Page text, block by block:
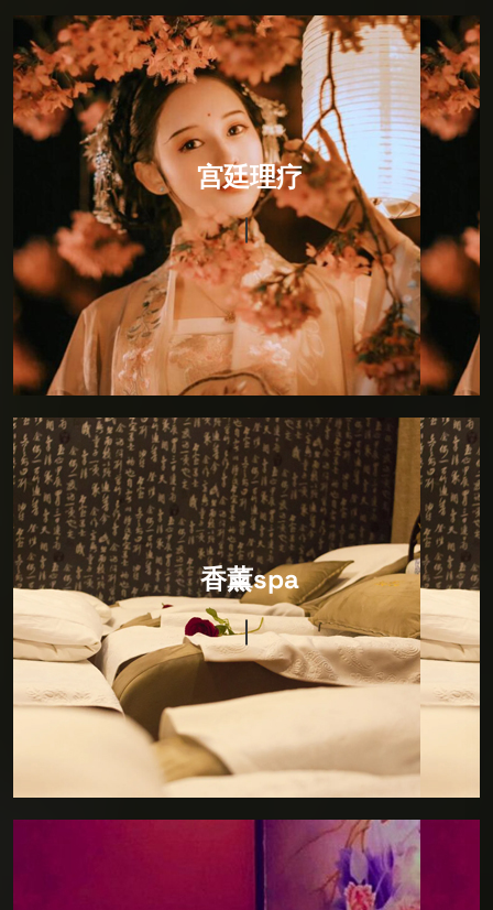
宫廷理疗
宫廷理疗
宫廷理疗，融入印度瑜伽的柔美与灵动后全新推出。将
恢宏与霸气放进一处幽居的男子，回眸一笑间褪落六宫
粉黛的佳人，通过砭、针、灸、药，以及导引按跷，从
而恢复和保持生理的均衡与平和。
香薰spa
香薰spa
特色香薰，源自东方，驻足东方，寻觅SPA发展之道，
将日本SPA秘术引进复刻，打造完美日式风格，让您通
过一场SPA即可畅游东瀛。精心营造舒适雅致的私人空
间，打造特色包房，在绝对私人的个人空间内，您可以
享受水疗按摩，特色SPA，才艺表演等独特项目，让您
专业压力，远离喧嚣，回归真我。